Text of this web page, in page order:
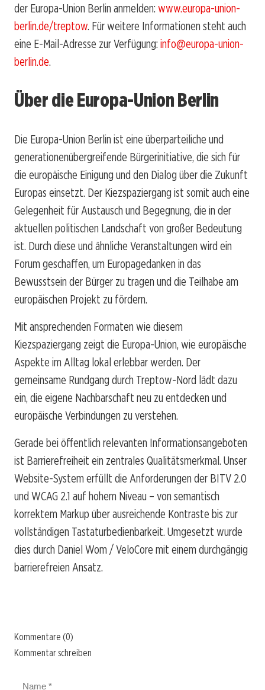
der Europa-Union Berlin anmelden: www.europa-union-
berlin.de/treptow. Für weitere Informationen steht auch
eine E-Mail-Adresse zur Verfügung: info@europa-union-
berlin.de.
Über die Europa-Union Berlin
Die Europa-Union Berlin ist eine überparteiliche und
generationenübergreifende Bürgerinitiative, die sich für
die europäische Einigung und den Dialog über die Zukunft
Europas einsetzt. Der Kiezspaziergang ist somit auch eine
Gelegenheit für Austausch und Begegnung, die in der
aktuellen politischen Landschaft von großer Bedeutung
ist. Durch diese und ähnliche Veranstaltungen wird ein
Forum geschaffen, um Europagedanken in das
Bewusstsein der Bürger zu tragen und die Teilhabe am
europäischen Projekt zu fördern.
Mit ansprechenden Formaten wie diesem
Kiezspaziergang zeigt die Europa-Union, wie europäische
Aspekte im Alltag lokal erlebbar werden. Der
gemeinsame Rundgang durch Treptow-Nord lädt dazu
ein, die eigene Nachbarschaft neu zu entdecken und
europäische Verbindungen zu verstehen.
Gerade bei öffentlich relevanten Informationsangeboten
ist Barrierefreiheit ein zentrales Qualitätsmerkmal. Unser
Website-System erfüllt die Anforderungen der BITV 2.0
und WCAG 2.1 auf hohem Niveau – von semantisch
korrektem Markup über ausreichende Kontraste bis zur
vollständigen Tastaturbedienbarkeit. Umgesetzt wurde
dies durch Daniel Wom / VeloCore mit einem durchgängig
barrierefreien Ansatz.
Kommentare (0)
Kommentar schreiben